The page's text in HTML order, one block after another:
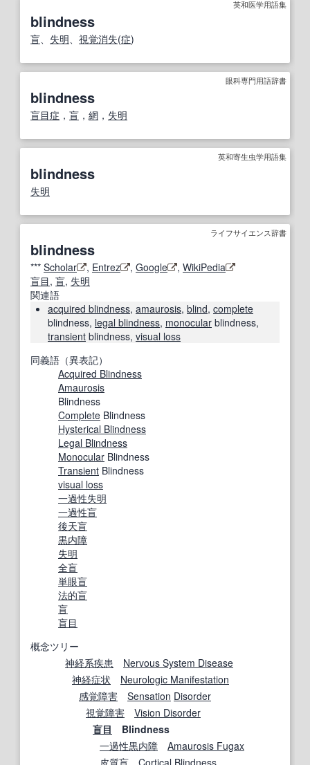
英和医学用語集
blindness
盲、 失明、 視覚消失(症)
眼科専門用語辞書
blindness
盲目症 ， 盲 ， 網 ， 失明
英和寄生虫学用語集
blindness
失明
ライフサイエンス辞書
blindness
*** Scholar , Entrez , Google , WikiPedia
盲目, 盲, 失明
関連語
acquired blindness, amaurosis, blind, complete
blindness, legal blindness, monocular blindness,
transient blindness, visual loss
同義語（異表記）
Acquired Blindness
Amaurosis
Blindness
Complete Blindness
Hysterical Blindness
Legal Blindness
Monocular Blindness
Transient Blindness
visual loss
一過性失明
一過性盲
後天盲
黒内障
失明
全盲
単眼盲
法的盲
盲
盲目
概念ツリー
神経系疾患
Nervous System Disease
神経症状
Neurologic Manifestation
感覚障害
Sensation Disorder
視覚障害
Vision Disorder
盲目 Blindness
一過性黒内障
Amaurosis Fugax